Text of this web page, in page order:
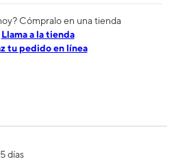
Cómpralo en una tienda
​​​​​​​Llama a la tienda
tu pedido en línea
días